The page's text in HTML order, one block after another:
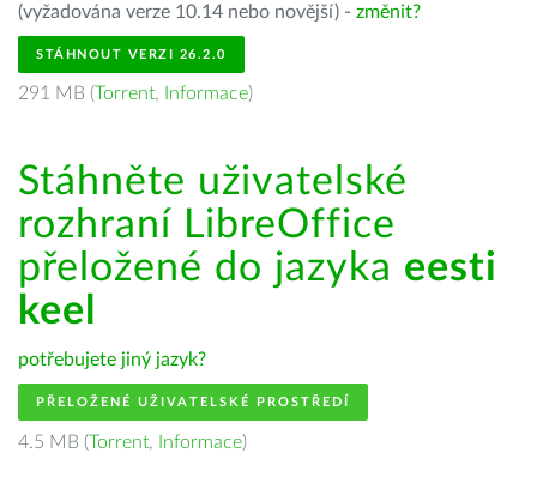
(vyžadována verze 10.14 nebo novější) - změnit?
STÁHNOUT VERZI 26.2.0
291 MB (Torrent, Informace)
Stáhněte uživatelské
rozhraní LibreOffice
přeložené do jazyka eesti
keel
potřebujete jiný jazyk?
PŘELOŽENÉ UŽIVATELSKÉ PROSTŘEDÍ
4.5 MB (Torrent, Informace)